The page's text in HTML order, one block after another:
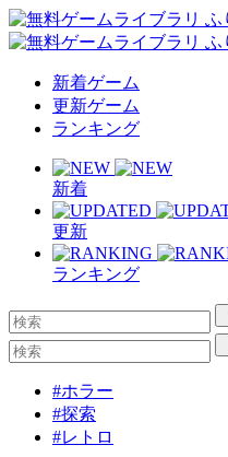
新着ゲーム
更新ゲーム
ランキング
新着
更新
ランキング
#ホラー
#探索
#レトロ